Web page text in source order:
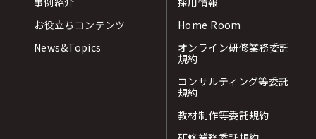
お役立ちコンテンツ
News&Topics
Home Room
オンライン研修業務委託
規約
コンサルティング等委託
規約
教材制作等委託規約